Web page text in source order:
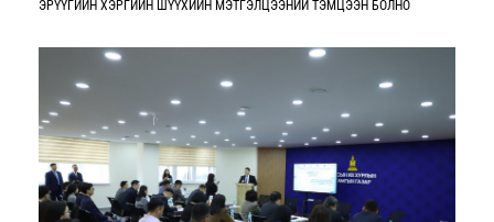
ЭРҮҮГИЙН ХЭРГИЙН ШҮҮХИЙН МЭТГЭЛЦЭЭНИЙ ТЭМЦЭЭН БОЛНО